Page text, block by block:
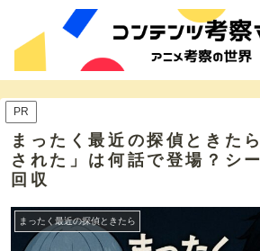
PR
まったく最近の探偵ときた
された」は何話で登場？シ
回収
まったく最近の探偵ときたら